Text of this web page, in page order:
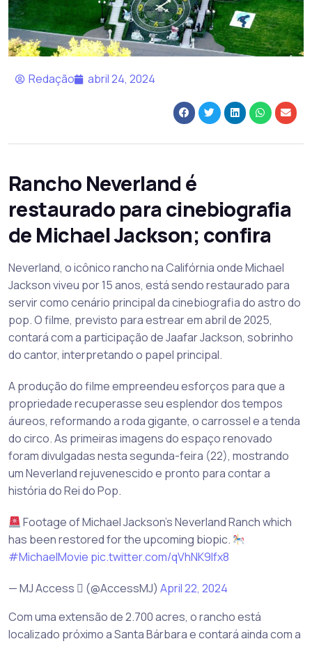
Redação abril 24, 2024
Rancho Neverland é
restaurado para cinebiografia
de Michael Jackson; confira
Neverland, o icônico rancho na Califórnia onde Michael
Jackson viveu por 15 anos, está sendo restaurado para
servir como cenário principal da cinebiografia do astro do
pop. O filme, previsto para estrear em abril de 2025,
contará com a participação de Jaafar Jackson, sobrinho
do cantor, interpretando o papel principal.
A produção do filme empreendeu esforços para que a
propriedade recuperasse seu esplendor dos tempos
áureos, reformando a roda gigante, o carrossel e a tenda
do circo. As primeiras imagens do espaço renovado
foram divulgadas nesta segunda-feira (22), mostrando
um Neverland rejuvenescido e pronto para contar a
história do Rei do Pop.
Footage of Michael Jackson's Neverland Ranch which
has been restored for the upcoming biopic.
#MichaelMovie pic.twitter.com/qVhNK9Ifx8
— MJ Access  (@AccessMJ) April 22, 2024
Com uma extensão de 2.700 acres, o rancho está
localizado próximo a Santa Bárbara e contará ainda com a